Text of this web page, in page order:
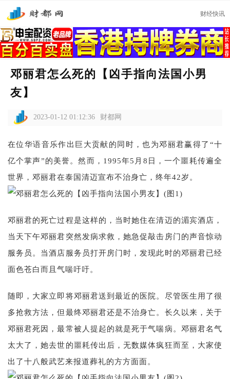
财经快讯
邓丽君怎么死的【凶手指向法国小男
友】
2023-01-12 01:12:36 财都网
在位华语音乐作出巨大贡献的同时，也为邓丽君赢得了“十
亿个掌声”的美誉。然而，1995年5月8日，一个噩耗传遍全
世界，邓丽君在泰国清迈宣布不治身亡，终年42岁。
邓丽君的死亡过程是这样的，当时她住在清迈的湄宾酒店，
当天下午邓丽君突然发病求救，她急促敲击房门的声音惊动
服务员。当酒店服务员打开房门时，发现此时的邓丽君已经
面色苍白而且气喘吁吁。
随即，大家立即将邓丽君送到最近的医院。尽管医生用了很
多抢救方法，但最终邓丽君还是不治身亡。长久以来，关于
邓丽君死因，最常被人提起的就是死于气喘病。邓丽君名气
太大了，她去世的噩耗传出后，无数媒体疯狂而至，大家使
出了十八般武艺来报道葬礼的方方面面。